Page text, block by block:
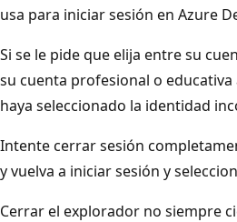
usa para iniciar sesión en Azure
Si se le pide que elija entre su
su cuenta profesional o educativa
haya seleccionado la identidad
Intente cerrar sesión
y vuelva a iniciar sesión y
Cerrar el explorador no siempre